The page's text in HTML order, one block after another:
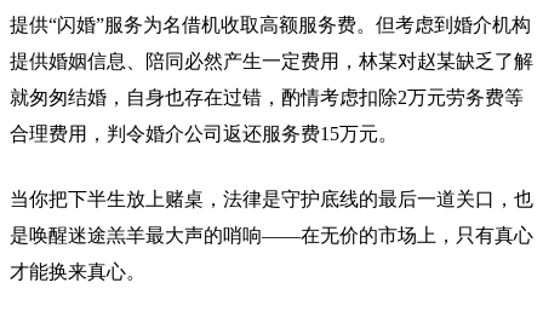
提供“闪婚”服务为名借机收取高额服务费。但考虑到婚介机构
提供婚姻信息、陪同必然产生一定费用，林某对赵某缺乏了解
就匆匆结婚，自身也存在过错，酌情考虑扣除2万元劳务费等
合理费用，判令婚介公司返还服务费15万元。
当你把下半生放上赌桌，法律是守护底线的最后一道关口，也
是唤醒迷途羔羊最大声的哨响——在无价的市场上，只有真心
才能换来真心。